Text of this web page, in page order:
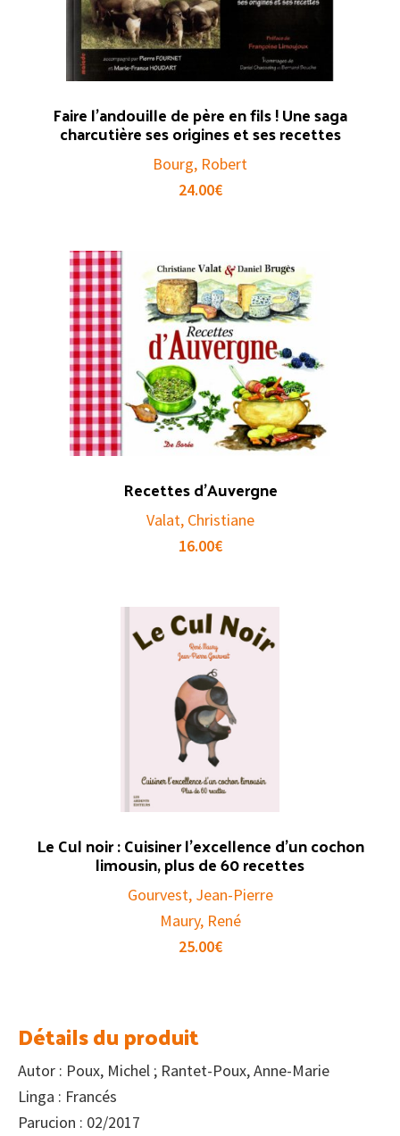
Faire l’andouille de père en fils ! Une saga
charcutière ses origines et ses recettes
Bourg, Robert
24.00€
Recettes d’Auvergne
Valat, Christiane
16.00€
Le Cul noir : Cuisiner l’excellence d’un cochon
limousin, plus de 60 recettes
Gourvest, Jean-Pierre
Maury, René
25.00€
Détails du produit
Autor : Poux, Michel ; Rantet-Poux, Anne-Marie
Linga : Francés
Parucion : 02/2017